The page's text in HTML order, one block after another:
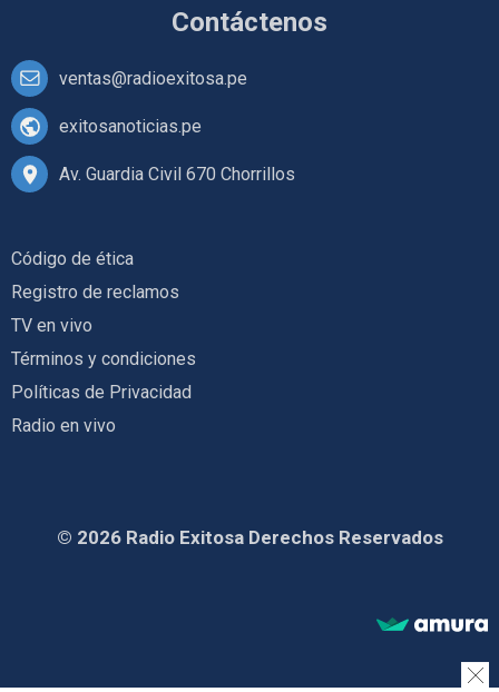
Contáctenos
ventas@radioexitosa.pe
exitosanoticias.pe
Av. Guardia Civil 670 Chorrillos
Código de ética
Registro de reclamos
TV en vivo
Términos y condiciones
Políticas de Privacidad
Radio en vivo
© 2026 Radio Exitosa Derechos Reservados